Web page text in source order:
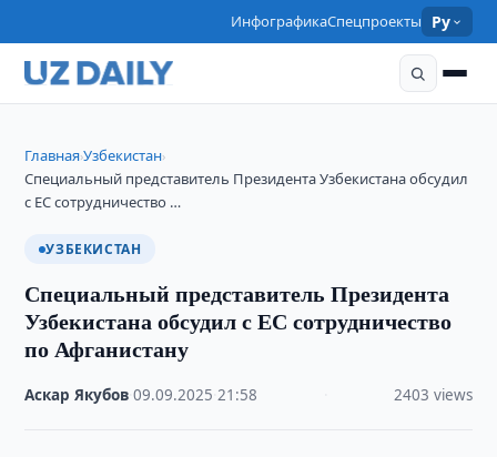
ИнфографикаСпецпроекты Ру
Главная›Узбекистан›
Специальный представитель Президента Узбекистана обсудил
с ЕС сотрудничество …
УЗБЕКИСТАН
Специальный представитель Президента
Узбекистана обсудил с ЕС сотрудничество
по Афганистану
Аскар Якубов ·09.09.2025 ·21:58 2403 views